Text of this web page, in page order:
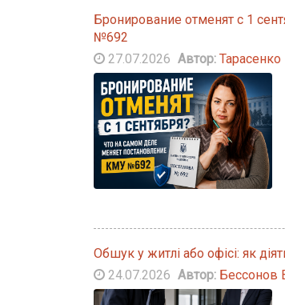
Бронирование отменят с 1
№692
27.07.2026 Автор:
Обшук у житлі або офісі: як
24.07.2026 Автор: Бессонов